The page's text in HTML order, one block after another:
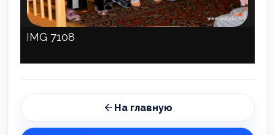
IMG 7108
На главную